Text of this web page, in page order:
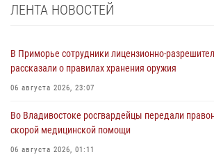
ЛЕНТА НОВОСТЕЙ
В Приморье сотрудники лицензионно-
рассказали о правилах хранения оружия
06 августа 2026, 23:07
Во Владивостоке росгвардейцы передали
скорой медицинской помощи
06 августа 2026, 01:11